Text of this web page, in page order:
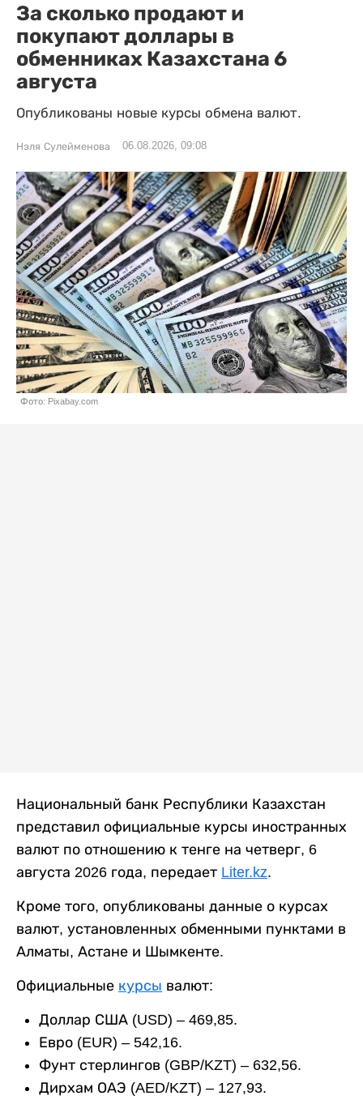
За сколько продают и
покупают доллары в
обменниках Казахстана 6
августа
Опубликованы новые курсы обмена валют.
Нэля Сулейменова 06.08.2026, 09:08
Фото: Pixabay.com
Национальный банк Республики Казахстан
представил официальные курсы иностранных
валют по отношению к тенге на четверг, 6
августа 2026 года, передает Liter.kz.
Кроме того, опубликованы данные о курсах
валют, установленных обменными пунктами в
Алматы, Астане и Шымкенте.
Официальные курсы валют:
Доллар США (USD) – 469,85.
Евро (EUR) – 542,16.
Фунт стерлингов (GBP/KZT) – 632,56.
Дирхам ОАЭ (AED/KZT) – 127,93.